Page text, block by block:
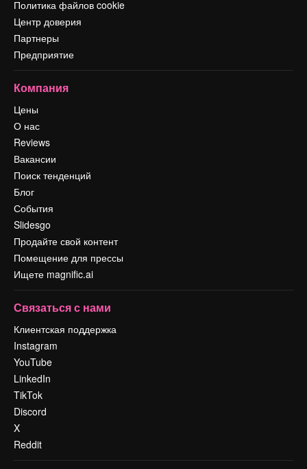
Политика файлов cookie
Центр доверия
Партнеры
Предприятие
Компания
Цены
О нас
Reviews
Вакансии
Поиск тенденций
Блог
События
Slidesgo
Продайте свой контент
Помещение для прессы
Ищете magnific.ai
Связаться с нами
Клиентская поддержка
Instagram
YouTube
LinkedIn
TikTok
Discord
X
Reddit